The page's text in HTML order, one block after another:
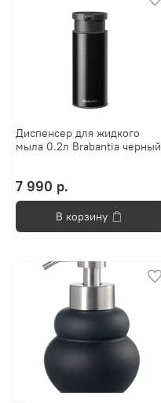
Диспенсер для жидкого
мыла 0.2л Brabantia черный
7 990 р.
В корзину